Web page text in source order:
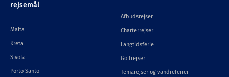
rejsemål
Malta
Kreta
Sivota
Porto Santo
Afbudsrejser
Charterrejser
Langtidsferie
Golfrejser
Temarejser og vandreferier